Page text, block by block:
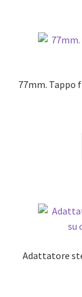
77mm. Tappo
Adattatore